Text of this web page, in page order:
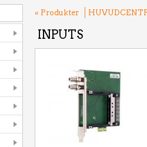
« Produkter
INPUTS